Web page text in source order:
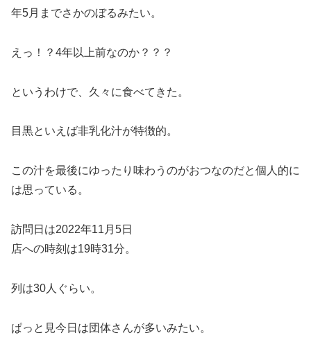
年5月までさかのぼるみたい。
えっ！？4年以上前なのか？？？
というわけで、久々に食べてきた。
目黒といえば非乳化汁が特徴的。
この汁を最後にゆったり味わうのがおつなのだと個人的に
は思っている。
訪問日は2022年11月5日
店への時刻は19時31分。
列は30人ぐらい。
ぱっと見今日は団体さんが多いみたい。